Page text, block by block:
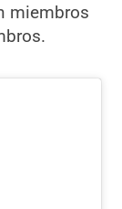
miembros